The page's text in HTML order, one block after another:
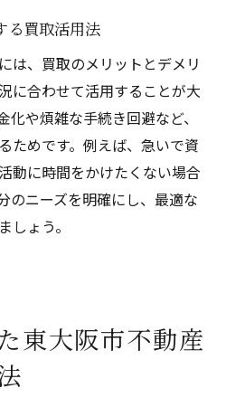
る買取活用法
は、買取のメリットとデメリ
に合わせて活用することが大
や煩雑な手続き回避など、
ためです。例えば、急いで資
動に時間をかけたくない場合
のニーズを明確にし、最適な
しょう。
東大阪市不動産